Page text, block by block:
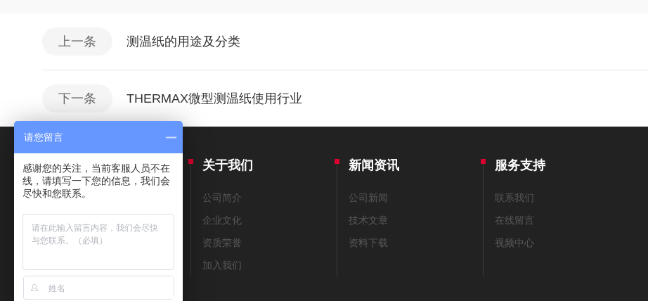
上一条 测温纸的用途及分类
下一条 THERMAX微型测温纸使用行业
产品中心
THERMAX测温纸
测温笔
关于我们
公司简介
企业文化
资质荣誉
加入我们
新闻资讯
公司新闻
技术文章
资料下载
服务支持
联系我们
在线留言
视频中心
请您留言
感谢您的关注，当前客服人员不在
线，请填写一下您的信息，我们会
尽快和您联系。